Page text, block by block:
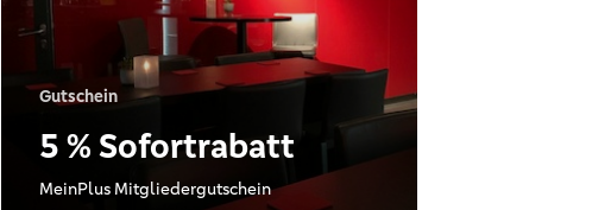
Gutschein
5 % Sofortrabatt
MeinPlus Mitgliedergutschein